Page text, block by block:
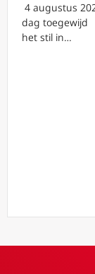
4 augustus
dag toegewijd
het stil in…